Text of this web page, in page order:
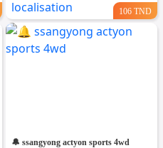
106 TND
🔔 ssangyong actyon sports 4wd